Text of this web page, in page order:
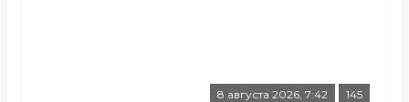
8 августа 2026, 7:42 145